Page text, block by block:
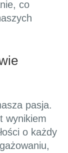
co
pasja.
wynikiem
o każdy